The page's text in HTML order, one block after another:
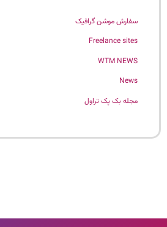
سفارش موشن گرافیک
Freelance sites
WTM NEWS
News
مجله بک پک تراول